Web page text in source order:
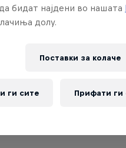
бидат најдени во нашата
долу.
Поставки за колачe
ги сите Прифати ги